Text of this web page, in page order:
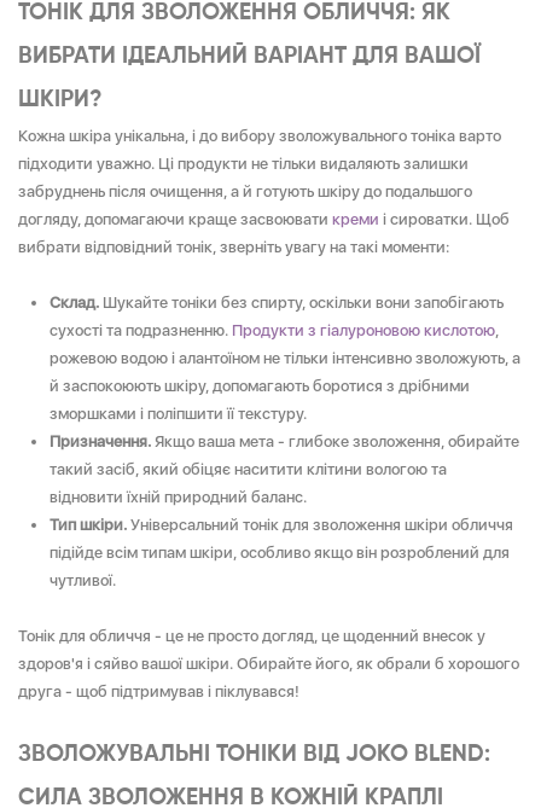
ТОНІК ДЛЯ ЗВОЛОЖЕННЯ ОБЛИЧЧЯ: ЯК
ВИБРАТИ ІДЕАЛЬНИЙ ВАРІАНТ ДЛЯ ВАШОЇ
ШКІРИ?
Кожна шкіра унікальна, і до вибору зволожувального тоніка варто
підходити уважно. Ці продукти не тільки видаляють залишки
забруднень після очищення, а й готують шкіру до подальшого
догляду, допомагаючи краще засвоювати креми і сироватки. Щоб
вибрати відповідний тонік, зверніть увагу на такі моменти:
Склад. Шукайте тоніки без спирту, оскільки вони запобігають
сухості та подразненню. Продукти з гіалуроновою кислотою,
рожевою водою і алантоїном не тільки інтенсивно зволожують, а
й заспокоюють шкіру, допомагають боротися з дрібними
зморшками і поліпшити її текстуру.
Призначення. Якщо ваша мета - глибоке зволоження, обирайте
такий засіб, який обіцяє наситити клітини вологою та
відновити їхній природний баланс.
Тип шкіри. Універсальний тонік для зволоження шкіри обличчя
підійде всім типам шкіри, особливо якщо він розроблений для
чутливої.
Тонік для обличчя - це не просто догляд, це щоденний внесок у
здоров'я і сяйво вашої шкіри. Обирайте його, як обрали б хорошого
друга - щоб підтримував і піклувався!
ЗВОЛОЖУВАЛЬНІ ТОНІКИ ВІД JOKO BLEND:
СИЛА ЗВОЛОЖЕННЯ В КОЖНІЙ КРАПЛІ